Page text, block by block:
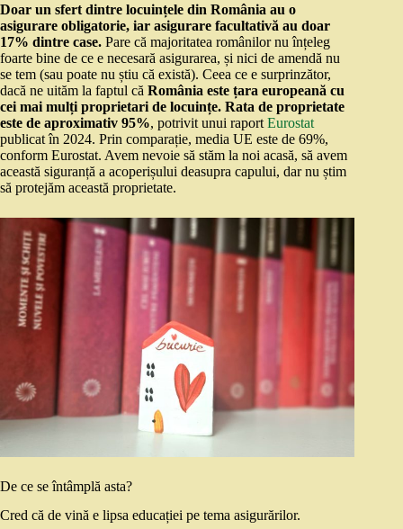
Doar un sfert dintre locuințele din România au o
asigurare obligatorie, iar asigurare facultativă au doar
17% dintre case. Pare că majoritatea românilor nu înțeleg
foarte bine de ce e necesară asigurarea, și nici de amendă nu
se tem (sau poate nu știu că există). Ceea ce e surprinzător,
dacă ne uităm la faptul că România este țara europeană cu
cei mai mulți proprietari de locuințe. Rata de proprietate
este de aproximativ 95%, potrivit unui raport Eurostat
publicat în 2024. Prin comparație, media UE este de 69%,
conform Eurostat. Avem nevoie să stăm la noi acasă, să avem
această siguranță a acoperișului deasupra capului, dar nu știm
să protejăm această proprietate.
De ce se întâmplă asta?
Cred că de vină e lipsa educației pe tema asigurărilor.